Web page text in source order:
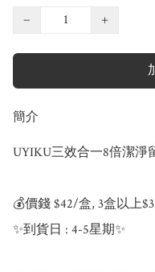
−
+
簡介
UYIKU三效合一8倍潔淨
💰價錢 $42/盒, 3盒以上
✨到貨日 : 4-5星期✨